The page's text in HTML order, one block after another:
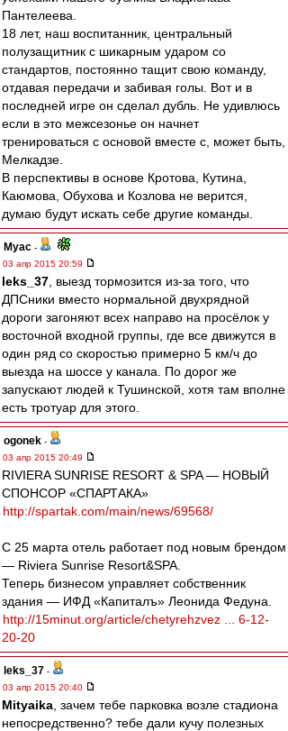
Пантелеева.
18 лет, наш воспитанник, центральный
полузащитник с шикарным ударом со
стандартов, постоянно тащит свою команду,
отдавая передачи и забивая голы. Вот и в
последней игре он сделал дубль. Не удивлюсь
если в это межсезонье он начнет
тренироваться с основой вместе с, может быть,
Мелкадзе.
В перспективы в основе Кротова, Кутина,
Каюмова, Обухова и Козлова не верится,
думаю будут искать себе другие команды.
Myac -
03 апр 2015 20:59
leks_37 , выезд тормозится из-за того, что
ДПСники вместо нормальной двухрядной
дороги загоняют всех направо на просёлок у
восточной входной группы, где все движутся в
один ряд со скоростью примерно 5 км/ч до
выезда на шоссе у канала. По дорог же
запускают людей к Тушинской, хотя там вполне
есть тротуар для этого.
ogonek -
03 апр 2015 20:49
RIVIERA SUNRISE RESORT & SPA — НОВЫЙ
СПОНСОР «СПАРТАКА»
http://spartak.com/main/news/69568/
С 25 марта отель работает под новым брендом
— Riviera Sunrise Resort&SPA.
Теперь бизнесом управляет собственник
здания — ИФД «Капиталъ» Леонида Федуна.
http://15minut.org/article/chetyrehzvez ... 6-12-
20-20
leks_37 -
03 апр 2015 20:40
Mityaika , зачем тебе парковка возле стадиона
непосредственно? тебе дали кучу полезных